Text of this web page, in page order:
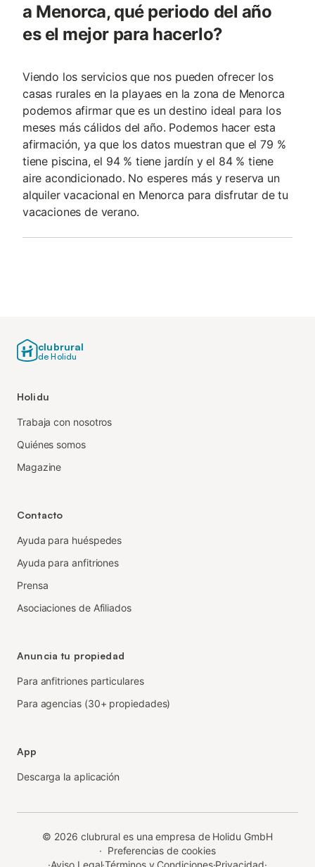
a Menorca, qué periodo del año
es el mejor para hacerlo?
Viendo los servicios que nos pueden ofrecer los
casas rurales en la playaes en la zona de Menorca
podemos afirmar que es un destino ideal para los
meses más cálidos del año. Podemos hacer esta
afirmación, ya que los datos muestran que el 79 %
tiene piscina, el 94 % tiene jardín y el 84 % tiene
aire acondicionado. No esperes más y reserva un
alquiler vacacional en Menorca para disfrutar de tu
vacaciones de verano.
clubrural
de Holidu
Holidu
Trabaja con nosotros
Quiénes somos
Magazine
Contacto
Ayuda para huéspedes
Ayuda para anfitriones
Prensa
Asociaciones de Afiliados
Anuncia tu propiedad
Para anfitriones particulares
Para agencias (30+ propiedades)
App
Descarga la aplicación
© 2026 clubrural es una empresa de Holidu GmbH
· Preferencias de cookies
·Aviso Legal·Términos y Condiciones·Privacidad·